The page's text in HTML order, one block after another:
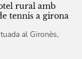
rural amb
tennis a girona
al Gironès,